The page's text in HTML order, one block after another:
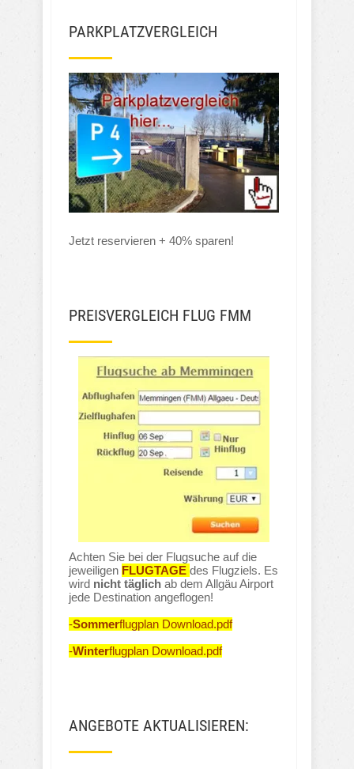
PARKPLATZVERGLEICH
Jetzt reservieren + 40% sparen!
PREISVERGLEICH FLUG FMM
Achten Sie bei der Flugsuche auf die
jeweiligen FLUGTAGE des Flugziels. Es
wird nicht täglich ab dem Allgäu Airport
jede Destination angeflogen!
-Sommerflugplan Download.pdf
-Winterflugplan Download.pdf
ANGEBOTE AKTUALISIEREN: